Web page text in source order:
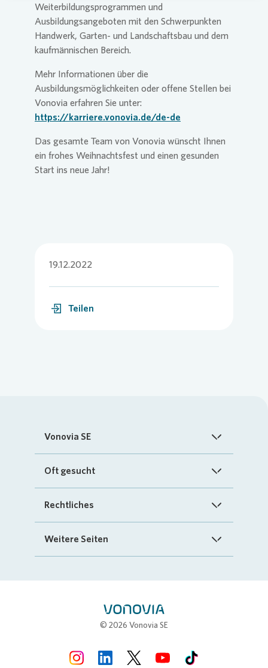
Weiterbildungsprogrammen und
Ausbildungsangeboten mit den Schwerpunkten
Handwerk, Garten- und Landschaftsbau und dem
kaufmännischen Bereich.
Mehr Informationen über die
Ausbildungsmöglichkeiten oder offene Stellen bei
Vonovia erfahren Sie unter:
https://karriere.vonovia.de/de-de
Das gesamte Team von Vonovia wünscht Ihnen
ein frohes Weihnachtsfest und einen gesunden
Start ins neue Jahr!
19.12.2022
Teilen
Vonovia SE
Startseite
Investoren
Oft gesucht
FAQ
„Mein Vonovia“ App
Mein Zuhause
Rechtliches
Impressum
Weitere Seiten
© 2026 Vonovia SE